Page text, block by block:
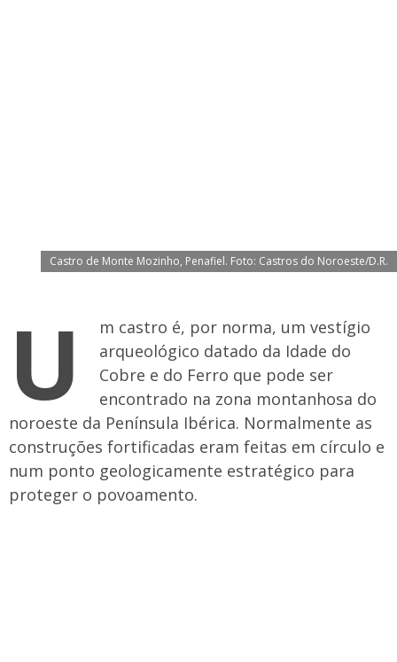
Castro de Monte Mozinho, Penafiel. Foto: Castros do Noroeste/D.R.
U
m castro é, por norma, um vestígio
arqueológico datado da Idade do
Cobre e do Ferro que pode ser
encontrado na zona montanhosa do
noroeste da Península Ibérica. Normalmente as
construções fortificadas eram feitas em círculo e
num ponto geologicamente estratégico para
proteger o povoamento.